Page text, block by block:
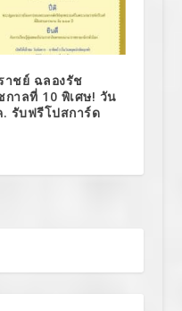
าชย์ ฉลองรัช
กาลที่ 10 พิเศษ! วัน
รับฟรีโปสการ์ด